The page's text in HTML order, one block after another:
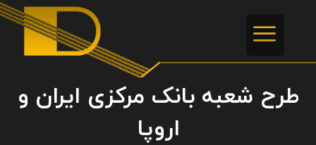
طرح شعبه بانک مرکزی ایران و
اروپا